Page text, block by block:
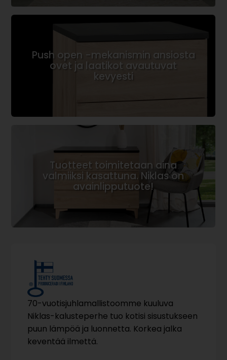
Push open -mekanismin ansiosta
ovet ja laatikot avautuvat
kevyesti
Tuotteet toimitetaan aina
valmiiksi kasattuna. Niklas on
avainlipputuote!
70-vuotisjuhlamallistoomme kuuluva
Niklas-kalusteperhe tuo kotisi sisustukseen
puun lämpöä ja luonnetta. Korkea jalka
keventää ilmettä.